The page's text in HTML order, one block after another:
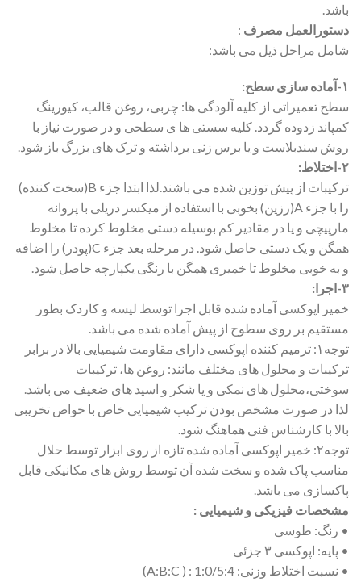
باشد.
دستورالعمل مصرف :
شامل مراحل ذیل می باشد:
۱-آماده سازی سطح:
سطح تعمیراتی از کلیه آلودگی ها: چربی، روغن قالب، کیورینگ
کمپاند زدوده گردد. کلیه سستی ها ی سطحی و در صورت نیاز با
روش سندبلاست و یا برس زنی برداشته و ترک های بزرگ باز شود.
۲-اختلاط:
ترکیبات از پیش توزین شده می باشند.لذا ابتدا جزء B(سخت کننده)
را با جزء A(رزین) بخوبی با استفاده از میکسر دریلی با پروانه
مارپیچی و یا در مقادیر کم بوسیله دستی مخلوط کرده تا مخلوط
همگن و یک دستی حاصل شود. در مرحله بعد جزء C(پودر) را اضافه
و به خوبی مخلوط تا خمیری همگن با رنگی یکپارچه حاصل شود.
۳-اجرا:
خمیر اپوکسی آماده شده قابل اجرا توسط لیسه و کاردک بطور
مستقیم بر روی سطوح از پیش آماده شده می باشد.
توجه۱: ترمیم کننده اپوکسی دارای مقاومت شیمیایی بالا در برابر
ترکیبات و محلول های مختلف مانند: روغن ها، ترکیبات
سوختی،محلول های نمکی و یا شکر و اسید های ضعیف می باشد.
لذا در صورت مشخص بودن ترکیب شیمیایی خاص با خواص تخریبی
بالا با کارشناس فنی هماهنگ شود.
توجه۲: خمیر اپوکسی آماده شده تازه از روی ابزار توسط حلال
مناسب پاک شده و سخت شده آن توسط روش های مکانیکی قابل
پاکسازی می باشد.
مشخصات فیزیکی و شیمیایی :
• رنگ: طوسی
• پایه: اپوکسی ۳ جزئی
• نسبت اختلاط وزنی: A:B:C ) : 1:0/5:4)